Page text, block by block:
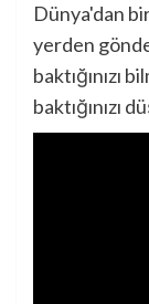
Dünya'dan
yerden
baktığınızı
baktığınızı